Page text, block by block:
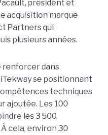
président et
acquisition marque
Partners qui
plusieurs années.
renforcer dans
se positionnant
techniques
ajoutée. Les 100
les 3 500
cela, environ 30